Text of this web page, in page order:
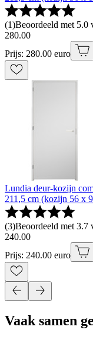
(1)Beoordeeld met 5.0
280.00
Prijs: 280.00 euro
Lundia deur-kozijn
211,5 cm (kozijn 56 x
(3)Beoordeeld met 3.7
240.00
Prijs: 240.00 euro
Vaak samen